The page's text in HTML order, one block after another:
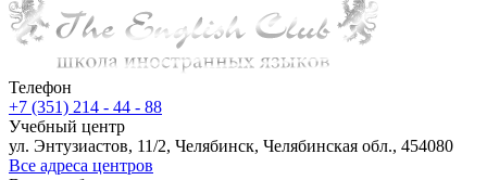
Телефон
+7 (351) 214 - 44 - 88
Учебный центр
ул. Энтузиастов, 11/2, Челябинск, Челябинская обл., 454080
Все адреса центров